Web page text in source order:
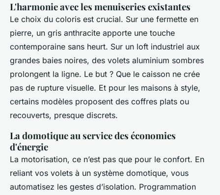
L'harmonie avec les menuiseries existantes
Le choix du coloris est crucial. Sur une fermette en
pierre, un gris anthracite apporte une touche
contemporaine sans heurt. Sur un loft industriel aux
grandes baies noires, des volets aluminium sombres
prolongent la ligne. Le but ? Que le caisson ne crée
pas de rupture visuelle. Et pour les maisons à style,
certains modèles proposent des coffres plats ou
recouverts, presque discrets.
La domotique au service des économies
d'énergie
La motorisation, ce n’est pas que pour le confort. En
reliant vos volets à un système domotique, vous
automatisez les gestes d’isolation. Programmation